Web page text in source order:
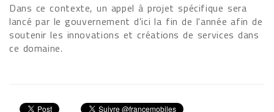
Dans ce contexte, un appel à projet spécifique sera
lancé par le gouvernement d'ici la fin de l'année afin de
soutenir les innovations et créations de services dans
ce domaine.